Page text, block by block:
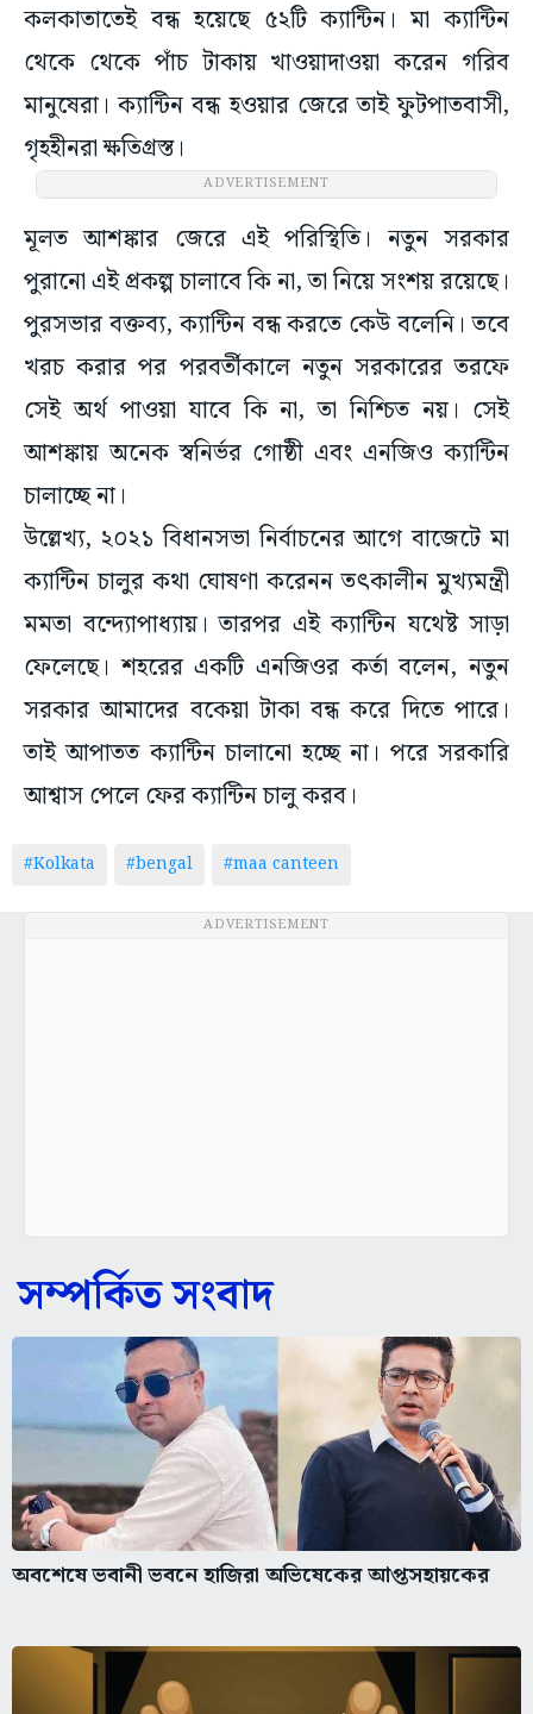
কলকাতাতেই বন্ধ হয়েছে ৫২টি ক্যান্টিন। মা ক্যান্টিন
থেকে থেকে পাঁচ টাকায় খাওয়াদাওয়া করেন গরিব
মানুষেরা। ক্যান্টিন বন্ধ হওয়ার জেরে তাই ফুটপাতবাসী,
গৃহহীনরা ক্ষতিগ্রস্ত।
ADVERTISEMENT
মূলত আশঙ্কার জেরে এই পরিস্থিতি। নতুন সরকার
পুরানো এই প্রকল্প চালাবে কি না, তা নিয়ে সংশয় রয়েছে।
পুরসভার বক্তব্য, ক্যান্টিন বন্ধ করতে কেউ বলেনি। তবে
খরচ করার পর পরবর্তীকালে নতুন সরকারের তরফে
সেই অর্থ পাওয়া যাবে কি না, তা নিশ্চিত নয়। সেই
আশঙ্কায় অনেক স্বনির্ভর গোষ্ঠী এবং এনজিও ক্যান্টিন
চালাচ্ছে না।
উল্লেখ্য, ২০২১ বিধানসভা নির্বাচনের আগে বাজেটে মা
ক্যান্টিন চালুর কথা ঘোষণা করেনন তৎকালীন মুখ্যমন্ত্রী
মমতা বন্দ্যোপাধ্যায়। তারপর এই ক্যান্টিন যথেষ্ট সাড়া
ফেলেছে। শহরের একটি এনজিওর কর্তা বলেন, নতুন
সরকার আমাদের বকেয়া টাকা বন্ধ করে দিতে পারে।
তাই আপাতত ক্যান্টিন চালানো হচ্ছে না। পরে সরকারি
আশ্বাস পেলে ফের ক্যান্টিন চালু করব।
#Kolkata #bengal #maa canteen
ADVERTISEMENT
সম্পর্কিত সংবাদ
অবশেষে ভবানী ভবনে হাজিরা অভিষেকের আপ্তসহায়কের